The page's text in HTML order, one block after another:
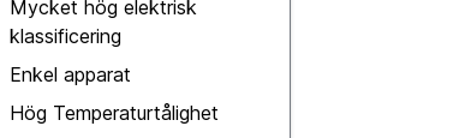
Mycket hög elektrisk
klassificering
Enkel apparat
Hög Temperaturtålighet